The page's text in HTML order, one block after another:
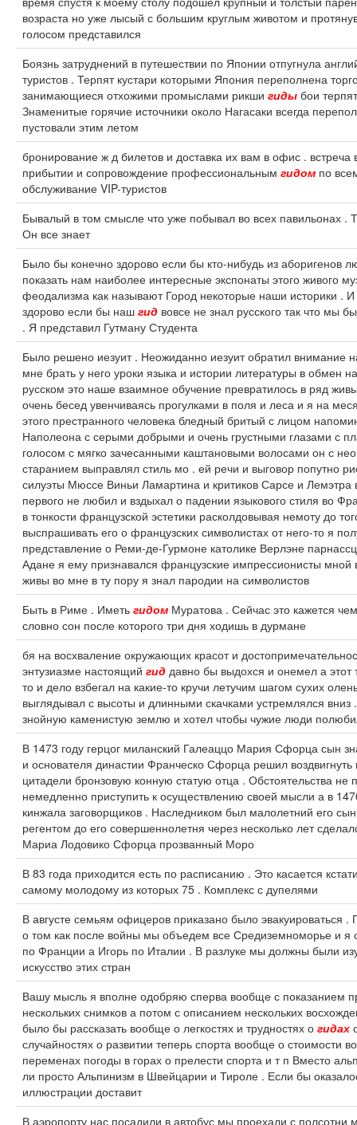
возраста но уже лысый с большим круглым животом и
голосом представился
Боязнь затруднений в путешествии по Японии отпугнула
туристов . Терпят кустари которыми Япония переполнена
занимающиеся отхожими промыслами рикши гиды бои
Знаменитые горячие источники около Нагасаки всегда
пустовали этим летом
бронирование ж д билетов и доставка их вам в офис .
прибытии и сопровождение профессиональным гидом по
обслуживание VIP-туристов
Бывалый в том смысле что уже побывал во всех павильонах .
Он все знает
Было бы конечно здорово если бы кто-нибудь из аборигенов
показать нам наиболее интересные экспонаты этого живого
феодализма как называют Город некоторые наши историки .
здорово если бы наш гид вовсе не знал русского так что мы
. Я представил Гутману Студента
Было решено иезуит . Неожиданно иезуит обратил внимание
мне брать у него уроки языка и истории литературы в обмен
русском это наше взаимное обучение превратилось в ряд
очень бесед увенчиваясь прогулками в поля и леса и я на
этого престранного человека бледный бритый с лицом
Наполеона с серыми добрыми и очень грустными глазами с
голосом с мягко зачесанными каштановыми волосами он с
старанием выправлял стиль мо . ей речи и выговор попутно
силуэты Мюссе Виньи Ламартина и критиков Сарсе и Лемэтра
первого не любил и вздыхал о падении языкового стиля во
в тонкости французской эстетики расколдовывая немоту до
выспрашивать его о французских символистах от него-то я
представление о Реми-де-Гурмоне католике Верлэне
Адане я ему признавался французские импрессионисты мной
живы во мне в ту пору я знал пародии на символистов
Быть в Риме . Иметь гидом Муратова . Сейчас это кажется
словно сон после которого три дня ходишь в дурмане
бя на восхваление окружающих красот и
энтузиазме настоящий гид давно бы выдохся и онемел а этот
то и дело взбегал на какие-то кручи летучим шагом сухих
выглядывал с высоты и длинными скачками устремлялся
знойную каменистую землю и хотел чтобы чужие люди
В 1473 году герцог миланский Галеаццо Мария Сфорца сын
и основателя династии Франческо Сфорца решил
цитадели бронзовую конную статую отца . Обстоятельства не
немедленно приступить к осуществлению своей мысли а в
кинжала заговорщиков . Наследником был малолетний его
регентом до его совершеннолетня через несколько лет
Мариа Лодовико Сфорца прозванный Моро
В 83 года приходится есть по расписанию . Это касается
самому молодому из которых 75 . Комплекс с дупелями
В августе семьям офицеров приказано было эвакуироваться
о том как после войны мы объедем все Средиземноморье и я
по Франции а Игорь по Италии . В разлуке мы должны были
искусство этих стран
Вашу мысль я вполне одобряю сперва вообще с показанием
нескольких снимков а потом с описанием нескольких
было бы рассказать вообще о легкостях и трудностях о гидах
случайностях о развитии теперь спорта вообще о стоимости
переменах погоды в горах о прелести спорта и т п Вместо
ли просто Альпинизм в Швейцарии и Тироле . Если бы
иллюстрации доставит
В аэропорту нас посадили в автобус мы проехали с полсотни